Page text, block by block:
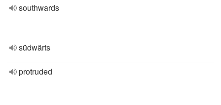
southwards
südwärts
protruded